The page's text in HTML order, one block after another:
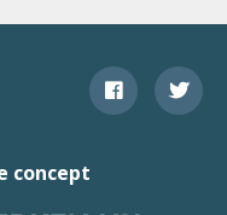
concept